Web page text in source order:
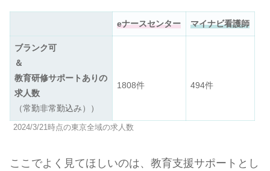
eナースセンター マイナビ看護師
ブランク可
＆
教育研修サポートありの
求人数
（常勤非常勤込み））
1808件 494件
2024/3/21時点の東京全域の求人数
ここでよく見てほしいのは、教育支援サポートとし